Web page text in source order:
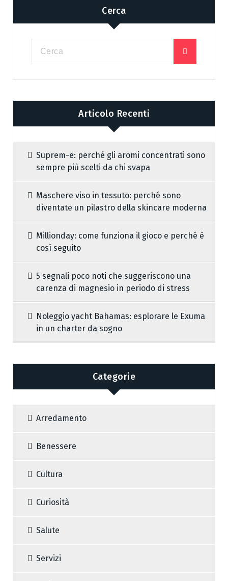
Cerca
Articolo Recenti
Suprem-e: perché gli aromi concentrati sono
sempre più scelti da chi svapa
Maschere viso in tessuto: perché sono
diventate un pilastro della skincare moderna
Millionday: come funziona il gioco e perché è
così seguito
5 segnali poco noti che suggeriscono una
carenza di magnesio in periodo di stress
Noleggio yacht Bahamas: esplorare le Exuma
in un charter da sogno
Categorie
Arredamento
Benessere
Cultura
Curiosità
Salute
Servizi